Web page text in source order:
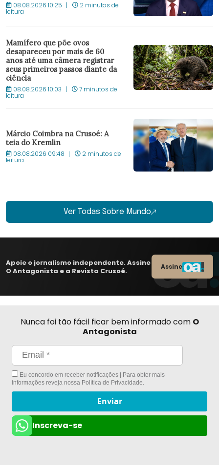
08.08.2026 10:25 2 minutos de
leitura
Mamífero que põe ovos
desapareceu por mais de 60
anos até uma câmera registrar
seus primeiros passos diante da
ciência
08.08.2026 10:03 7 minutos de
leitura
Márcio Coimbra na Crusoé: A
teia do Kremlin
08.08.2026 09:48 2 minutos de
leitura
Ver Todas Sobre Mundo
Apoie o jornalismo independente. Assine
O Antagonista e a Revista Crusoé.
Assine
Nunca foi tão fácil ficar bem informado com O
Antagonista
Eu concordo em receber notificações | Para obter mais
informações reveja nossa Política de Privacidade.
Enviar
Inscreva-se